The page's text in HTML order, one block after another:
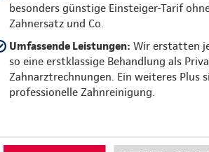
besonders günstige Einsteiger-Tarif
Zahnersatz und Co.
Umfassende Leistungen: Wir erstatten
so eine erstklassige Behandlung als
Zahnarztrechnungen. Ein weiteres Plus
professionelle Zahnreinigung.